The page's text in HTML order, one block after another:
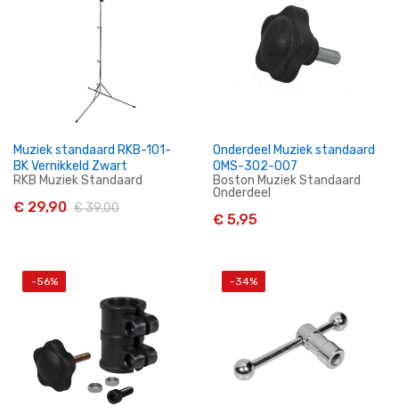
In Winkelwagen
Muziek standaard RKB-101-
BK Vernikkeld Zwart
RKB Muziek Standaard
€ 29,90 € 39,00
In Winkelwagen
Onderdeel Muziek standaard
OMS-302-007
Boston Muziek Standaard
Onderdeel
€ 5,95
-56% -34%